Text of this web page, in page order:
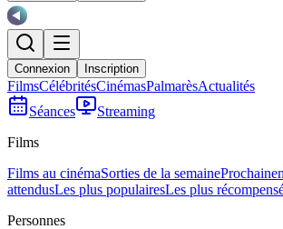
Connexion Inscription
FilmsCélébritésCinémasPalmarèsActualités
Séances
Streaming
Films
Films au cinémaSorties de la semaine
attendusLes plus populairesLes plus
Personnes